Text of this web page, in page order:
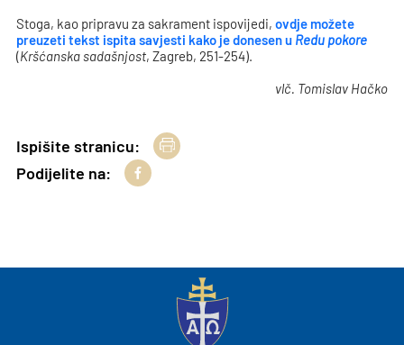
Stoga, kao pripravu za sakrament ispovijedi,ovdje možete
preuzeti tekst ispita savjesti kako je donesen u Redu pokore
(Kršćanska sadašnjost, Zagreb, 251-254).
vlč. Tomislav Hačko
Ispišite stranicu:
Podijelite na: